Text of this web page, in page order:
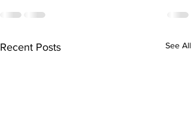
Recent Posts See All